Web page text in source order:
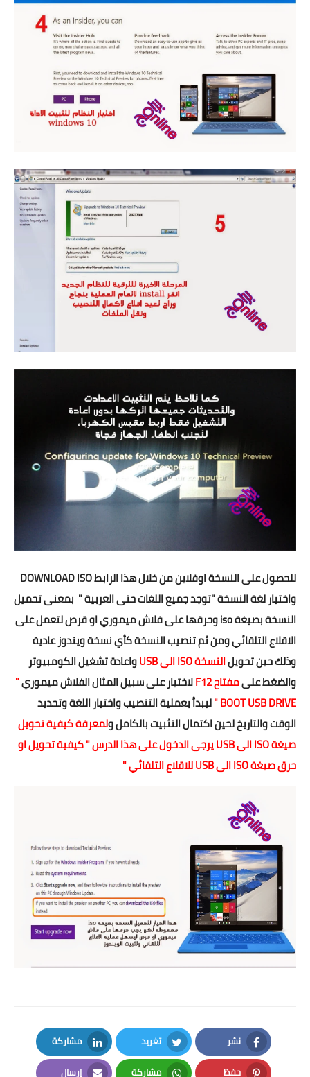
للحصول على النسخة اوفلاين من خلال هذا الرابطDOWNLOAD ISO
واختيار لغة النسخة "توجد جميع اللغات حتى العربية " بمعنى تحميل
النسخة بصيغة iso وحرقها على فلاش ميموري او قرص لتعمل على
الاقلاع التلقائي ومن ثم تنصيب النسخة كأي نسخة ويندوز عادية
وذلك حين تحويلالنسخة ISO الى USB
واعادة تشغيل الكومبيوتر
والضغط علىمفتاح F12 لاختيار على سبيل المثال الفلاش ميموري"
BOOT USB DRIVE " ليبدأ بعملية التنصيب واختيار اللغة وتحديد
الوقت والتاريخ لحين اكتمال التثبيت بالكامل ولمعرفة كيفية تحويل
صيغة ISO الى USB يرجى الدخول على هذا الدرس
" كيفية تحويل او
حرق صيغة ISO الى USB للاقلاع التلقائي "
نشر
Facebook
تغريد
Twitter
مشاركة
LinkedIn
حفظ مشاركة إرسال